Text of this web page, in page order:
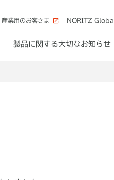
産業用のお客さま NORITZ Global
製品に関する大切なお知らせ